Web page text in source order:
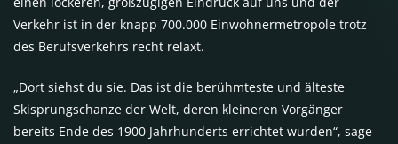
Verkehr ist in der knapp 700.000 Einwohnermetropole trotz
des Berufsverkehrs recht relaxt.
„Dort siehst du sie. Das ist die berühmteste und älteste
Skisprungschanze der Welt, deren kleineren Vorgänger
bereits Ende des 1900 Jahrhunderts errichtet wurden“, sage